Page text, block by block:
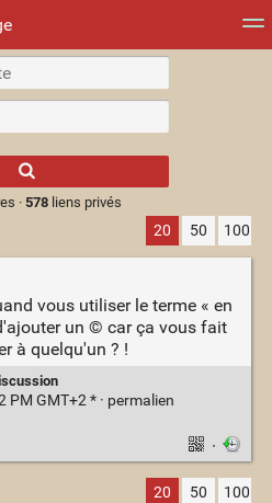
results.
· 578liens privés
20 50 100
vous utiliser le terme « en
un © car ça vous fait
à quelqu'un ? !
GMT+2 * · permalien
·
20 50 100